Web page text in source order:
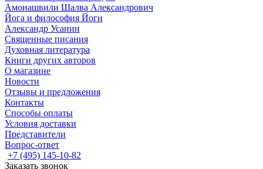
Амонашвили Шалва Александрович
Йога и философия Йоги
Александр Усанин
Священные писания
Духовная литература
Книги других авторов
О магазине
Новости
Отзывы и предложения
Контакты
Способы оплаты
Условия доставки
Представители
Вопрос-ответ
+7 (495) 145-10-82
Заказать звонок